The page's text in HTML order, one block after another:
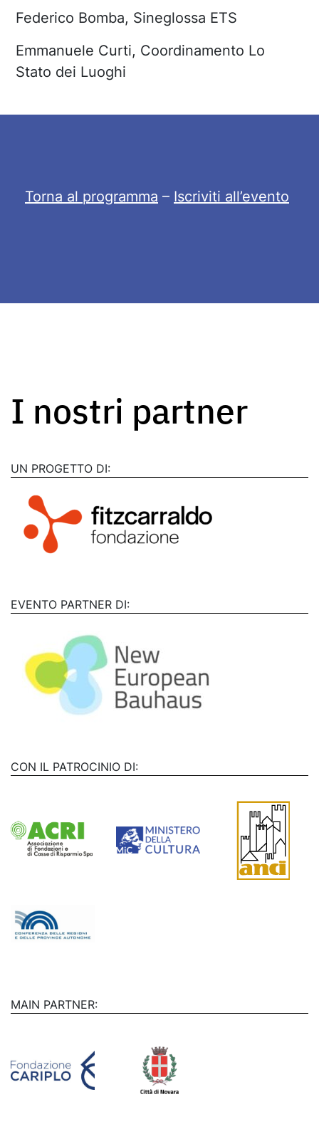
Federico Bomba, Sineglossa ETS
Emmanuele Curti, Coordinamento Lo
Stato dei Luoghi
Torna al programma – Iscriviti all’evento
I nostri partner
UN PROGETTO DI:
EVENTO PARTNER DI:
CON IL PATROCINIO DI:
MAIN PARTNER: